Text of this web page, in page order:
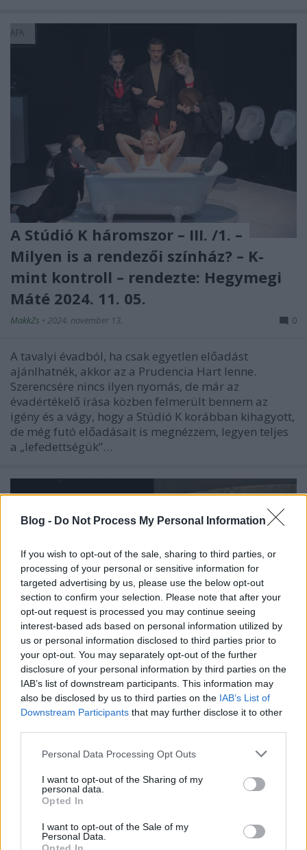
Blog - Do Not Process My Personal Information
If you wish to opt-out of the sale, sharing to third parties, or
processing of your personal or sensitive information for
targeted advertising by us, please use the below opt-out
section to confirm your selection. Please note that after your
opt-out request is processed you may continue seeing
interest-based ads based on personal information utilized by
us or personal information disclosed to third parties prior to
your opt-out. You may separately opt-out of the further
disclosure of your personal information by third parties on the
IAB’s list of downstream participants. This information may
also be disclosed by us to third parties on the IAB’s List of
Downstream Participants that may further disclose it to other
Please note that this website/app uses one or more Google
not limited to your visit or usage behaviour. You may click to
grant or deny consent to Google and its third-party tags to
use your data for below specified purposes in below Google
consent section.
Personal Data Processing Opt Outs
I want to opt-out of the Sharing of my
personal data.
Opted In
I want to opt-out of the Sale of my
Personal Data.
A Stúdió K háromszor – III. /1. –
Milyen is a rendezői színház? – K-
mint kontroll – rendezte: Hegymegi
Máté 2024. 11. 05.
MakkZs • 2024. november 13. 0
A tavalyi évadból, ha csak egyetlen előadást
ajánlhatnék, akkor az a Prudencia Hart lenne.
Szerencsére nincs ilyen nyomás, de már az
évadértékelő írása közben felmerült bennem az
igény és a vágy, hogy a Stúdió K korábban kihagyott,
de még futó előadásait is megnézzem, legyen teljes
a „lefedettségük”…
"Válni vagy nem válni" - II. Jurányi
Ház - Orlai Produkció - FÜGE - "Mi
lett belőlünk?" - Mély levegő -
2024.09.11.
• 2024. szeptember 13.
Három napon belül két olyan színházi produkcióra
vetődtem el, amelyek egymást erősítve hatottak.
Mindkét előadás alkalmas arra, hogy jó